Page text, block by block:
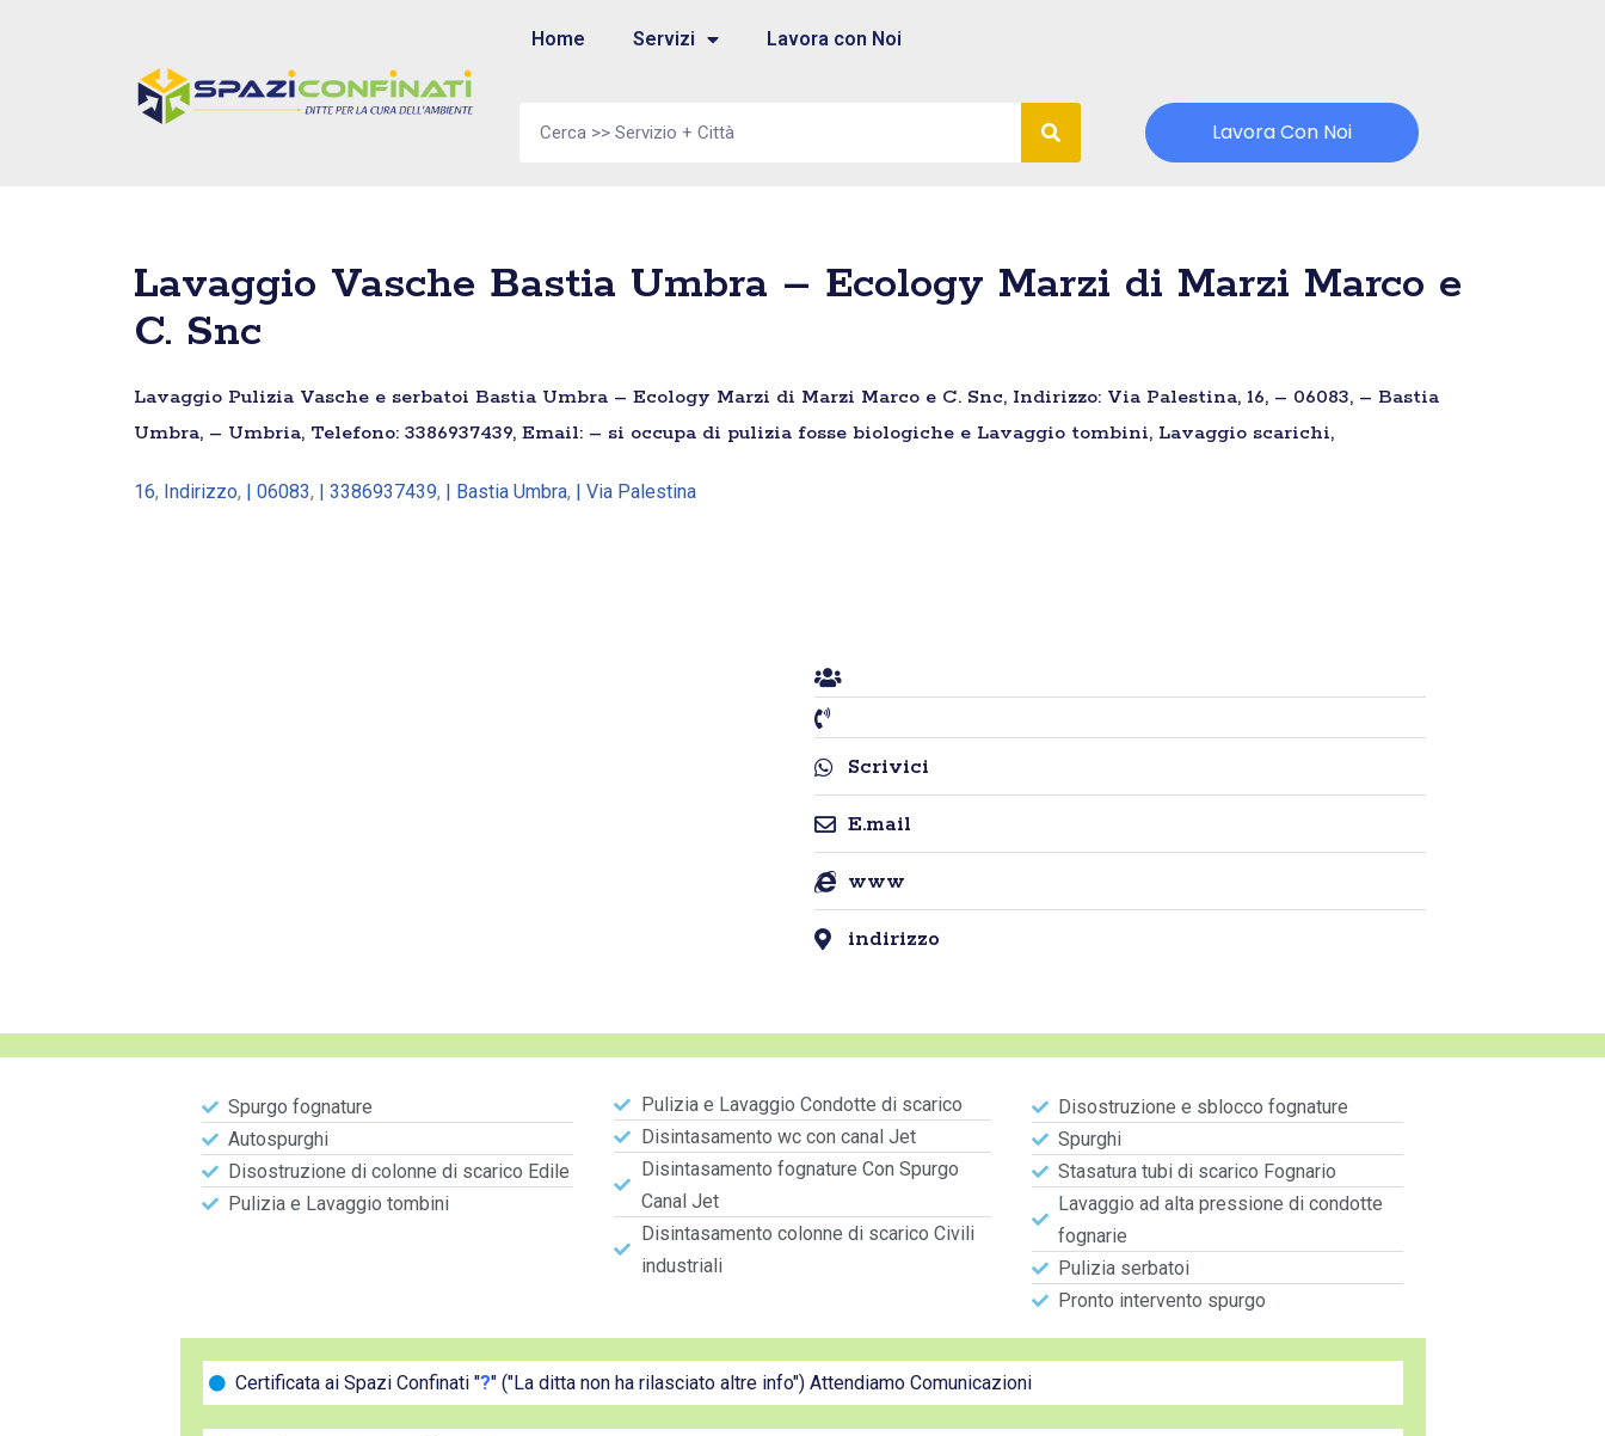
Home Servizi Lavora con Noi
Lavora Con Noi
Lavaggio Vasche Bastia Umbra – Ecology Marzi di Marzi Marco e
C. Snc
Lavaggio Pulizia Vasche e serbatoi Bastia Umbra – Ecology Marzi di Marzi Marco e C. Snc, Indirizzo: Via Palestina, 16, – 06083, – Bastia
Umbra, – Umbria, Telefono: 3386937439, Email: – si occupa di pulizia fosse biologiche e Lavaggio tombini, Lavaggio scarichi,
16, Indirizzo, | 06083, | 3386937439, | Bastia Umbra, | Via Palestina
Scrivici
E.mail
www
indirizzo
Spurgo fognature
Autospurghi
Disostruzione di colonne di scarico Edile
Pulizia e Lavaggio tombini
Pulizia e Lavaggio Condotte di scarico
Disintasamento wc con canal Jet
Disintasamento fognature Con Spurgo
Canal Jet
Disintasamento colonne di scarico Civili
industriali
Disostruzione e sblocco fognature
Spurghi
Stasatura tubi di scarico Fognario
Lavaggio ad alta pressione di condotte
fognarie
Pulizia serbatoi
Pronto intervento spurgo
Certificata ai Spazi Confinati "?" ("La ditta non ha rilasciato altre info") Attendiamo Comunicazioni